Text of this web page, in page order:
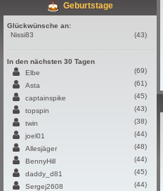
Geburtstage
Glückwünsche an:
Nissi83
(43)
In den nächsten 30 Tagen
Elbe
(69)
Asta
(61)
captainspike
(45)
topspin
(43)
twin
(38)
joel01
(44)
Allesjäger
(48)
BennyHill
(44)
daddy_d81
(45)
Sergej2608
(44)